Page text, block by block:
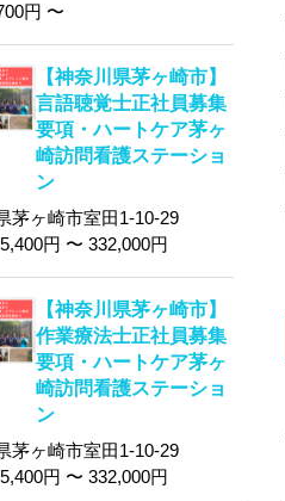
円 〜
【神奈川県茅ヶ崎市】
言語聴覚士正社員募集
要項・ハートケア茅ヶ
崎訪問看護ステーショ
ン
茅ヶ崎市室田1-10-29
円 〜 332,000円
【神奈川県茅ヶ崎市】
作業療法士正社員募集
要項・ハートケア茅ヶ
崎訪問看護ステーショ
ン
茅ヶ崎市室田1-10-29
円 〜 332,000円